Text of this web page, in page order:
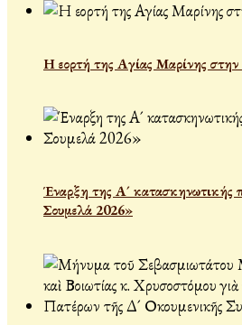
Η εορτή της Αγίας Μαρίνης στην
Έναρξη της Α´ κατασκηνωτικής
Σουμελά 2026»